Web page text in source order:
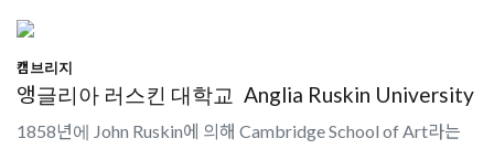
캠브리지
앵글리아 러스킨 대학교 Anglia Ruskin University
1858년에 John Ruskin에 의해 Cambridge School of Art라는